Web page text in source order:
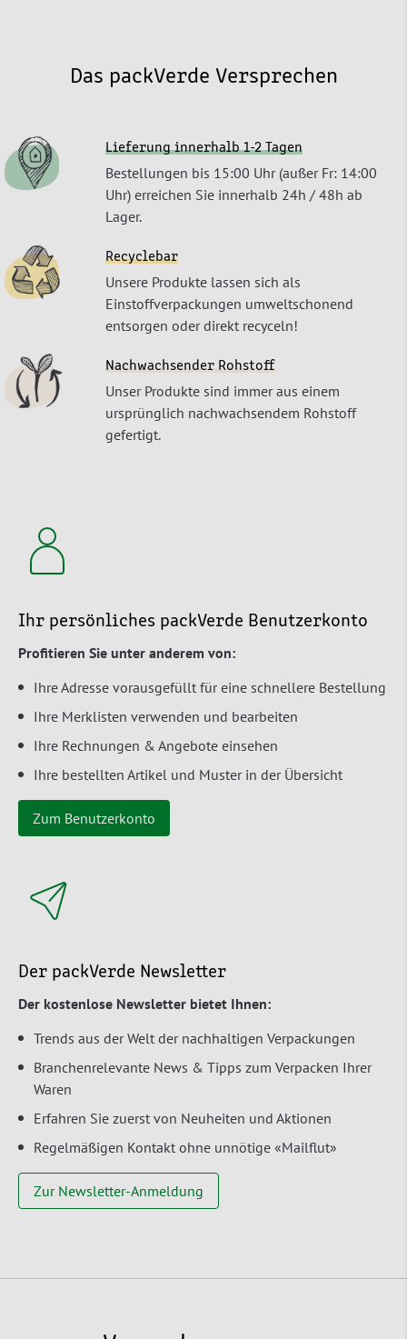
Das packVerde Versprechen
Lieferung innerhalb 1-2 Tagen
Bestellungen bis 15:00 Uhr (außer Fr: 14:00
Uhr) erreichen Sie innerhalb 24h / 48h ab
Lager.
Recyclebar
Unsere Produkte lassen sich als
Einstoffverpackungen umweltschonend
entsorgen oder direkt recyceln!
Nachwachsender Rohstoff
Unser Produkte sind immer aus einem
ursprünglich nachwachsendem Rohstoff
gefertigt.
Ihr persönliches packVerde Benutzerkonto
Profitieren Sie unter anderem von:
Ihre Adresse vorausgefüllt für eine schnellere Bestellung
Ihre Merklisten verwenden und bearbeiten
Ihre Rechnungen & Angebote einsehen
Ihre bestellten Artikel und Muster in der Übersicht
Zum Benutzerkonto
Der packVerde Newsletter
Der kostenlose Newsletter bietet Ihnen:
Trends aus der Welt der nachhaltigen Verpackungen
Branchenrelevante News & Tipps zum Verpacken Ihrer
Waren
Erfahren Sie zuerst von Neuheiten und Aktionen
Regelmäßigen Kontakt ohne unnötige «Mailflut»
Zur Newsletter-Anmeldung